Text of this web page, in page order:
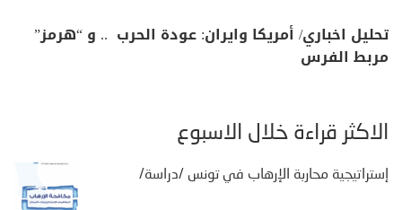
تحليل اخباري/ أمريكا وايران: عودة الحرب .. و “هرمز”
مربط الفرس
الأكثر قراءة خلال الأسبوع
إستراتيجية محاربة الإرهاب في تونس /دراسة/